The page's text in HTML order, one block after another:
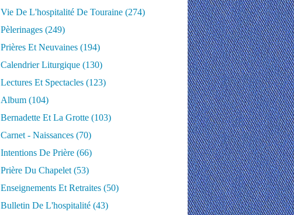
Vie De L'hospitalité De Touraine (274)
Pèlerinages (249)
Prières Et Neuvaines (194)
Calendrier Liturgique (130)
Lectures Et Spectacles (123)
Album (104)
Bernadette Et La Grotte (103)
Carnet - Naissances (70)
Intentions De Prière (66)
Prière Du Chapelet (53)
Enseignements Et Retraites (50)
Bulletin De L'hospitalité (43)